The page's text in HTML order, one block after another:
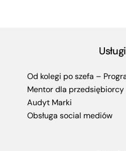
Usługi
Od kolegi po szefa –
Mentor dla przedsiębiorcy
Audyt Marki
Obsługa social mediów